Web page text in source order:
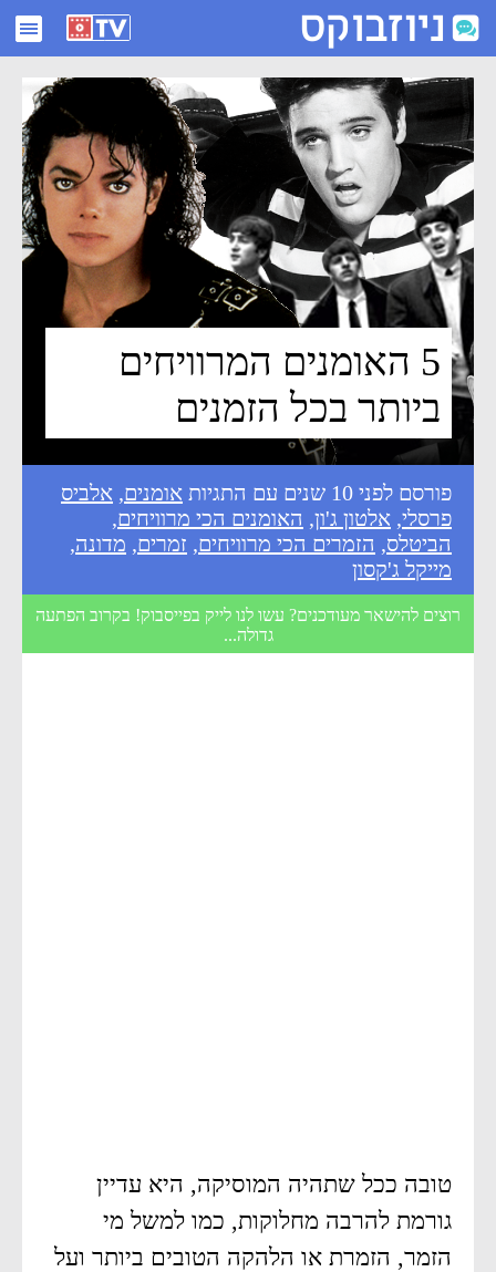
5 האומנים המרוויחים ביותר בכל הזמנים - ניוזבוקס
5 האומנים המרוויחים
ביותר בכל הזמנים
פורסם לפני 10 שנים עם התגיות אומנים, אלביס
פרסלי, אלטון ג'ון, האומנים הכי מרוויחים,
הביטלס, הזמרים הכי מרוויחים, זמרים, מדונה,
מייקל ג'קסון
רוצים להישאר מעודכנים? עשו לנו לייק בפייסבוק! בקרוב הפתעה
גדולה...
טובה ככל שתהיה המוסיקה, היא עדיין
גורמת להרבה מחלוקות, כמו למשל מי
הזמר, הזמרת או הלהקה הטובים ביותר ועל